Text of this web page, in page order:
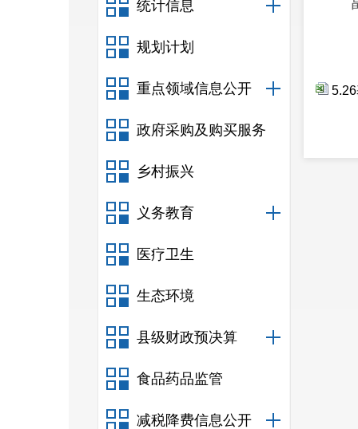
统计信息
规划计划
重点领域信息公开
政府采购及购买服务
乡村振兴
义务教育
医疗卫生
生态环境
县级财政预决算
食品药品监管
减税降费信息公开